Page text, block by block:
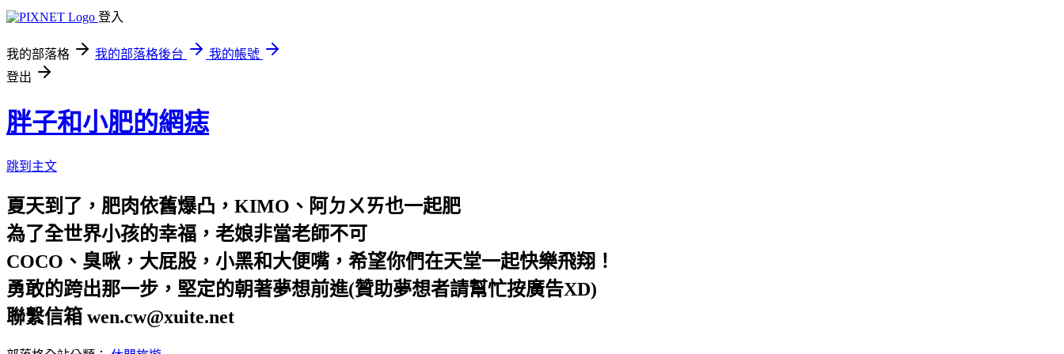
登入
我的部落格 我的部落格後台
我的帳號
登出
胖子和小肥的網痣
跳到主文
夏天到了，肥肉依舊爆凸，KIMO、阿ㄉㄨㄞ也一起肥
為了全世界小孩的幸福，老娘非當老師不可
COCO、臭啾，大屁股，小黑和大便嘴，希望你們在天堂一起快樂飛翔！
勇敢的跨出那一步，堅定的朝著夢想前進(贊助夢想者請幫忙按廣告XD)
聯繫信箱 wen.cw@xuite.net